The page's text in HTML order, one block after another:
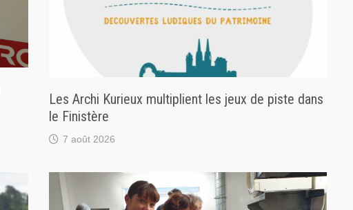
Les Archi Kurieux multiplient les jeux de piste dans
le Finistère
7 août 2026